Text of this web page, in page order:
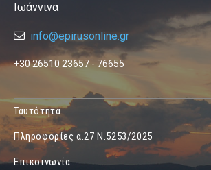
Ιωάννινα
info@epirusonline.gr
+30 26510 23657 - 76655
Ταυτότητα
Πληροφορίες α.27 Ν.5253/2025
Επικοινωνία